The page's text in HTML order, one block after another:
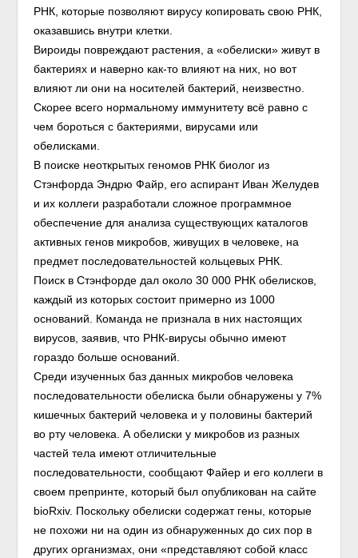
РНК, которые позволяют вирусу копировать свою РНК,
оказавшись внутри клетки.
Вироиды повреждают растения, а «обелиски» живут в
бактериях и наверно как-то влияют на них, но вот
влияют ли они на носителей бактерий, неизвестно.
Скорее всего нормальному иммунитету всё равно с
чем бороться с бактериями, вирусами или
обелисками.
В поиске неоткрытых геномов РНК биолог из
Стэнфорда Эндрю Файр, его аспирант Иван Желудев
и их коллеги разработали сложное программное
обеспечение для анализа существующих каталогов
активных генов микробов, живущих в человеке, на
предмет последовательностей кольцевых РНК.
Поиск в Стэнфорде дал около 30 000 РНК обелисков,
каждый из которых состоит примерно из 1000
оснований. Команда не признала в них настоящих
вирусов, заявив, что РНК-вирусы обычно имеют
гораздо больше оснований.
Среди изученных баз данных микробов человека
последовательности обелиска были обнаружены у 7%
кишечных бактерий человека и у половины бактерий
во рту человека. А обелиски у микробов из разных
частей тела имеют отличительные
последовательности, сообщают Файер и его коллеги в
своем препринте, который был опубликован на сайте
bioRxiv. Поскольку обелиски содержат гены, которые
не похожи ни на один из обнаруженных до сих пор в
других организмах, они «представляют собой класс